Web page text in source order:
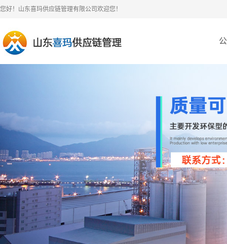
您好！山东喜玛供应链管理有限公司欢迎您！